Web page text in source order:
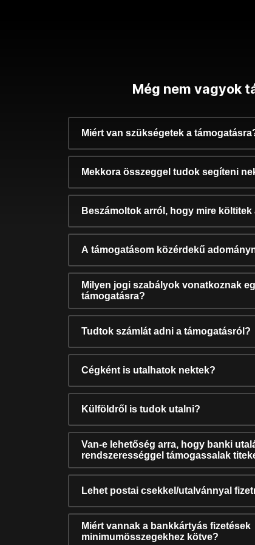
Még nem vagyok
Miért van szükségetek a
Mekkora összeggel tudok segíteni
Beszámoltok arról, hogy mire költitek
A támogatásom közérdekű
Milyen jogi szabályok vonatkoznak
támogatásra?
Tudtok számlát adni a támogatásról?
Cégként is utalhatok nektek?
Külföldről is tudok utalni?
Van-e lehetőség arra, hogy banki
rendszerességgel támogassalak
Lehet postai csekkel/utalvánnyal
Miért vannak a bankkártyás fizetések
minimumösszegekhez kötve?